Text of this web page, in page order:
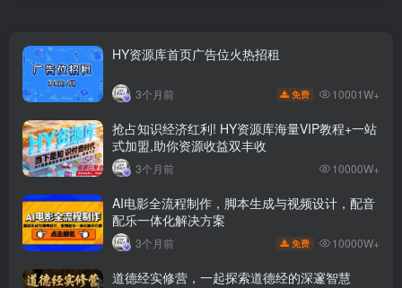
HY资源库首页广告位火热招租
3个月前 免费 10001W+
抢占知识经济红利! HY资源库海量VIP教程+一站
式加盟,助你资源收益双丰收
3个月前 10000W+
AI电影全流程制作，脚本生成与视频设计，配音
配乐一体化解决方案
3个月前 免费 10000W+
道德经实修营，一起探索道德经的深邃智慧